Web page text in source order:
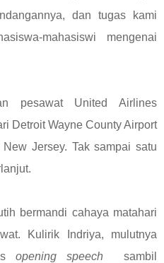
dan tugas kami
mahasiswi mengenai
pesawat United Airlines
Detroit Wayne County Airport
Jersey. Tak sampai satu
bermandi cahaya matahari
Kulirik Indriya, mulutnya
opening speech sambil